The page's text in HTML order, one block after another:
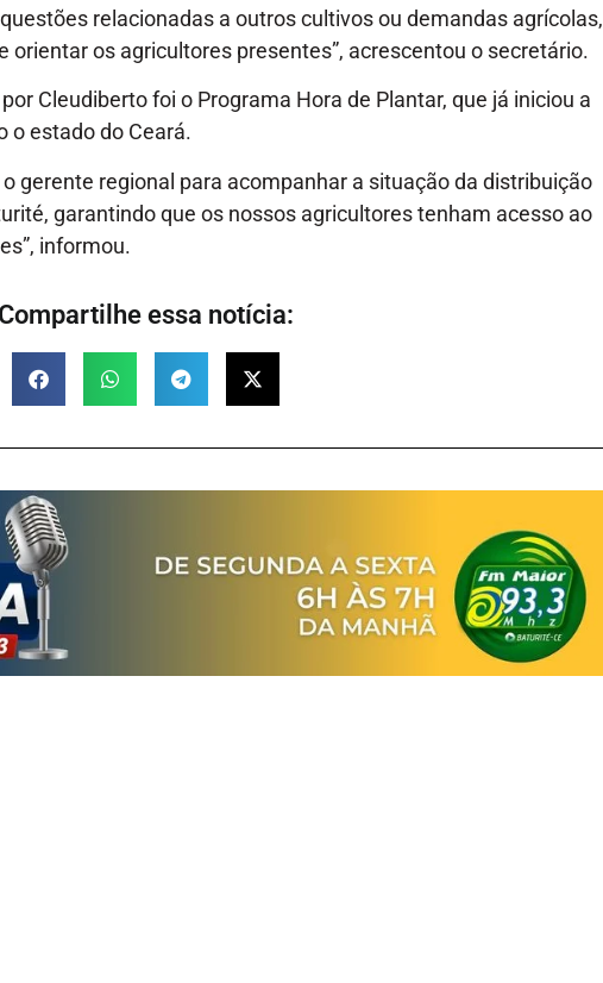
relacionadas a outros cultivos ou demandas agrícolas,
orientar os agricultores presentes”, acrescentou o secretário.
Cleudiberto foi o Programa Hora de Plantar, que já iniciou a
o estado do Ceará.
o gerente regional para acompanhar a situação da distribuição
garantindo que os nossos agricultores tenham acesso ao
informou.
Compartilhe essa notícia: